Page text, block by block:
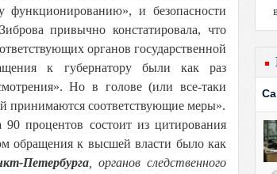
и безопасности
привычно констатировала, что
органов государственной
к губернатору были как раз
Но в голове (или все-таки
принимаются соответствующие меры».
процентов состоит из цитирования
обращения к высшей власти было как
Петербурга , органов следственного